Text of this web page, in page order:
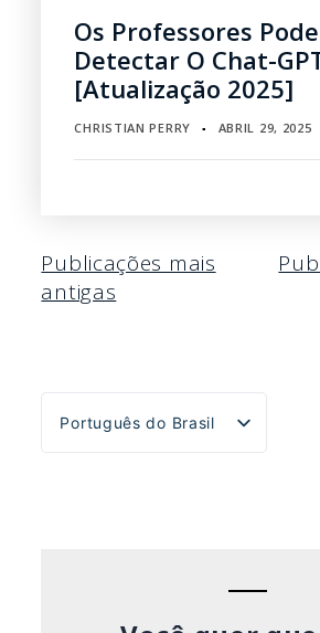
Os Professores
Detectar O Chat-
[Atualização 2025]
CHRISTIAN PERRY ▪ ABRIL 29, 2025
Navegação
por
Publicações mais
antigas
Português do Brasil
English